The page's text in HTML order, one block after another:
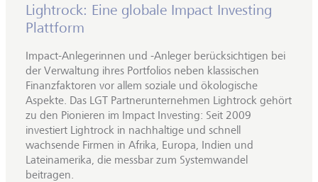
Lightrock: Eine globale Impact Investing
Plattform
Impact-Anlegerinnen und -Anleger berücksichtigen bei
der Verwaltung ihres Portfolios neben klassischen
Finanzfaktoren vor allem soziale und ökologische
Aspekte. Das LGT Partnerunternehmen Lightrock gehört
zu den Pionieren im Impact Investing: Seit 2009
investiert Lightrock in nachhaltige und schnell
wachsende Firmen in Afrika, Europa, Indien und
Lateinamerika, die messbar zum Systemwandel
beitragen.